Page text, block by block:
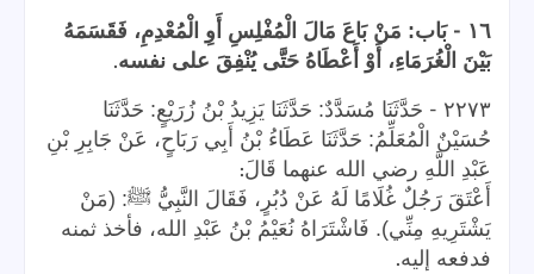
١٦ -بَاب: مَنْ بَاعَ مَالَ الْمُفْلِسِ أَوِ الْمُعْدِمِ، فَقَسَمَهُ
بَيْنَ الْغُرَمَاءِ، أَوْ أَعْطَاهُ حَتَّى يُنْفِقَ على نفسه.
٢٢٧٣ - حَدَّثَنَا مُسَدَّدٌ: حَدَّثَنَا يَزِيدُ بْنُ زُرَيْعٍ: حَدَّثَنَا
حُسَيْنٌ الْمُعَلِّمُ: حَدَّثَنَا عَطَاءُ بْنُ أَبِي رَبَاحٍ، عَنْ جَابِرِ بْنِ
عَبْدِ اللَّهِ رضي الله عنهما قَالَ:
أَعْتَقَ رَجُلٌ غُلَامًا لَهُ عَنْ دُبُرٍ، فَقَالَ النَّبِيُّ ﷺ: (مَنْ
يَشْتَرِيهِ مِنِّي). فَاشْتَرَاهُ نُعَيْمُ بْنُ عَبْدِ الله، فأخذ ثمنه
فدفعه إليه.